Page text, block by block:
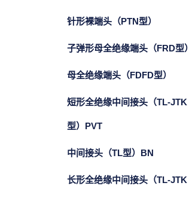
针形裸端头（PTN型）
子弹形母全绝缘端头（FRD型）
母全绝缘端头（FDFD型）
短形全绝缘中间接头（TL-JTK
型）PVT
中间接头（TL型）BN
长形全绝缘中间接头（TL-JTK